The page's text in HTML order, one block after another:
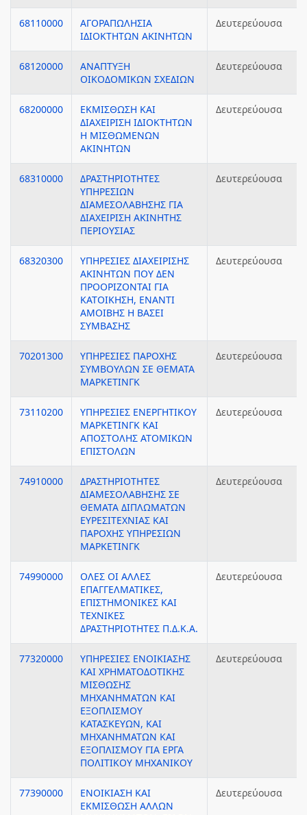
68110000
ΑΓΟΡΑΠΩΛΗΣΙΑ
ΙΔΙΟΚΤΗΤΩΝ ΑΚΙΝΗΤΩΝ
Δευτερεύουσα
68120000
ΑΝΑΠΤΥΞΗ
ΟΙΚΟΔΟΜΙΚΩΝ ΣΧΕΔΙΩΝ
Δευτερεύουσα
68200000
ΕΚΜΙΣΘΩΣΗ ΚΑΙ
ΔΙΑΧΕΙΡΙΣΗ ΙΔΙΟΚΤΗΤΩΝ
Η ΜΙΣΘΩΜΕΝΩΝ
ΑΚΙΝΗΤΩΝ
Δευτερεύουσα
68310000
ΔΡΑΣΤΗΡΙΟΤΗΤΕΣ
ΥΠΗΡΕΣΙΩΝ
ΔΙΑΜΕΣΟΛΑΒΗΣΗΣ ΓΙΑ
ΔΙΑΧΕΙΡΙΣΗ ΑΚΙΝΗΤΗΣ
ΠΕΡΙΟΥΣΙΑΣ
Δευτερεύουσα
68320300
ΥΠΗΡΕΣΙΕΣ ΔΙΑΧΕΙΡΙΣΗΣ
ΑΚΙΝΗΤΩΝ ΠΟΥ ΔΕΝ
ΠΡΟΟΡΙΖΟΝΤΑΙ ΓΙΑ
ΚΑΤΟΙΚΗΣΗ, ΕΝΑΝΤΙ
ΑΜΟΙΒΗΣ Η ΒΑΣΕΙ
ΣΥΜΒΑΣΗΣ
Δευτερεύουσα
70201300
ΥΠΗΡΕΣΙΕΣ ΠΑΡΟΧΗΣ
ΣΥΜΒΟΥΛΩΝ ΣΕ ΘΕΜΑΤΑ
ΜΑΡΚΕΤΙΝΓΚ
Δευτερεύουσα
73110200
ΥΠΗΡΕΣΙΕΣ ΕΝΕΡΓΗΤΙΚΟΥ
ΜΑΡΚΕΤΙΝΓΚ ΚΑΙ
ΑΠΟΣΤΟΛΗΣ ΑΤΟΜΙΚΩΝ
ΕΠΙΣΤΟΛΩΝ
Δευτερεύουσα
74910000
ΔΡΑΣΤΗΡΙΟΤΗΤΕΣ
ΔΙΑΜΕΣΟΛΑΒΗΣΗΣ ΣΕ
ΘΕΜΑΤΑ ΔΙΠΛΩΜΑΤΩΝ
ΕΥΡΕΣΙΤΕΧΝΙΑΣ ΚΑΙ
ΠΑΡΟΧΗΣ ΥΠΗΡΕΣΙΩΝ
ΜΑΡΚΕΤΙΝΓΚ
Δευτερεύουσα
74990000
ΟΛΕΣ ΟΙ ΑΛΛΕΣ
ΕΠΑΓΓΕΛΜΑΤΙΚΕΣ,
ΕΠΙΣΤΗΜΟΝΙΚΕΣ ΚΑΙ
ΤΕΧΝΙΚΕΣ
ΔΡΑΣΤΗΡΙΟΤΗΤΕΣ Π.Δ.Κ.Α.
Δευτερεύουσα
77320000
ΥΠΗΡΕΣΙΕΣ ΕΝΟΙΚΙΑΣΗΣ
ΚΑΙ ΧΡΗΜΑΤΟΔΟΤΙΚΗΣ
ΜΙΣΘΩΣΗΣ
ΜΗΧΑΝΗΜΑΤΩΝ ΚΑΙ
ΕΞΟΠΛΙΣΜΟΥ
ΚΑΤΑΣΚΕΥΩΝ, ΚΑΙ
ΜΗΧΑΝΗΜΑΤΩΝ ΚΑΙ
ΕΞΟΠΛΙΣΜΟΥ ΓΙΑ ΕΡΓΑ
ΠΟΛΙΤΙΚΟΥ ΜΗΧΑΝΙΚΟΥ
Δευτερεύουσα
77390000
ΕΝΟΙΚΙΑΣΗ ΚΑΙ
ΕΚΜΙΣΘΩΣΗ ΑΛΛΩΝ
Δευτερεύουσα